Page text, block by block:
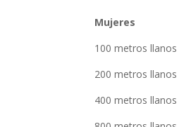
Mujeres
100 metros
200 metros
400 metros